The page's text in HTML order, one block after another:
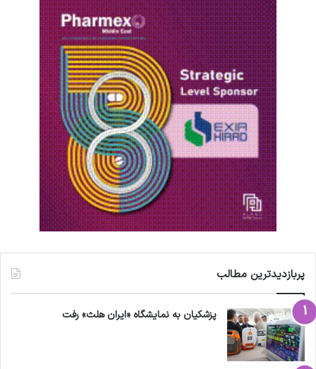
پربازدیدترین مطالب
پزشکیان به نمایشگاه «ایران هلث» رفت